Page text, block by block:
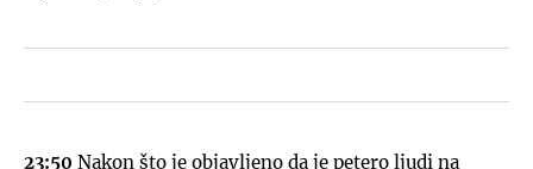
23:50 Nakon što je objavljeno da je petero ljudi na